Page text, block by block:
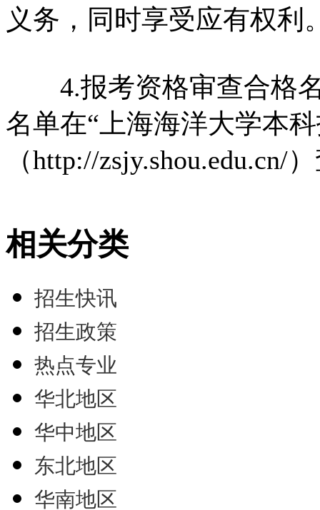
义务，同时享受应有权利
4.报考资格审查合格名
名单在“上海海洋大学本
（http://zsjy.shou.edu.cn/
相关分类
招生快讯
招生政策
热点专业
华北地区
华中地区
东北地区
华南地区